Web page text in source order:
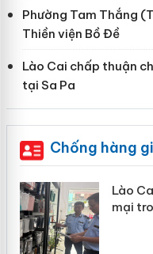
Phường Tam Thắng
Thiền viện Bồ Đề
Lào Cai chấp thuận
tại Sa Pa
Chống hàng
Lào
mại